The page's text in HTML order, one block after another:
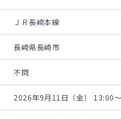
ＪＲ長崎本線
長崎県長崎市
不問
2026年9月11日（金） 13:00